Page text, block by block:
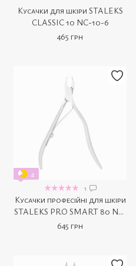
Кусачки для шкіри STALEKS
CLASSIC 10 NC-10-6
465 грн
4
1
Кусачки професійні для шкіри
STALEKS PRO SMART 80 NS-
80-3
645 грн